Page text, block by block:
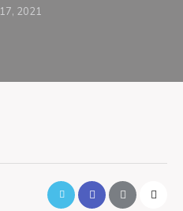
2021